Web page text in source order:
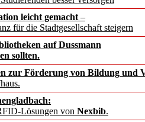
leicht gemacht –
für die Stadtgesellschaft steigern
auf Dussmann
sollten.
zur Förderung von Bildung und
Lösungen von Nexbib.
erstes
–